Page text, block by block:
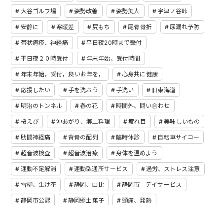
大谷ゴルフ場 姿勢改善 姿勢美人 宇津ノ谷峠
安静に 寒暖差 尻もち 尾骨骨折 尿漏れ予防
帯状疱疹、神経痛 平日夜20時まで受付
平日夜２０時受付 年末年始、受付時間
年末年始，受付，良いお年を， 心身共に健康
応援したい 手を洗おう 手洗い 旧東海道
明治のトンネル 春の花 時間外、問い合わせ
桜えび 沖あがり、郷土料理 疲れ目 美味しいもの
肋間神経痛 背骨の配列 臨時休診 自転車サイコー
超音波検査 超音波治療 身体を温めよう
運動不足解消 運動型通所サービス 過労、ストレス注意
雪柳、生け花 静岡、由比 静岡市 デイサービス
静岡市公認 静岡郷土菓子 頭痛、発熱